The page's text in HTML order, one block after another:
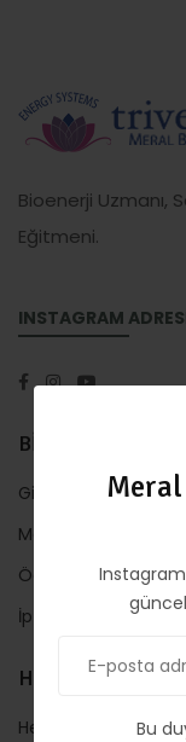
Meral
Bu
Bioenerji Uzmanı,
Eğitmeni.
INSTAGRAM
BİLGİLENDİRME
Gizlilik Politikası
Mesafeli Satış
Ödeme ve Teslimat
İptal ve İade
HESABIM
Hesabım